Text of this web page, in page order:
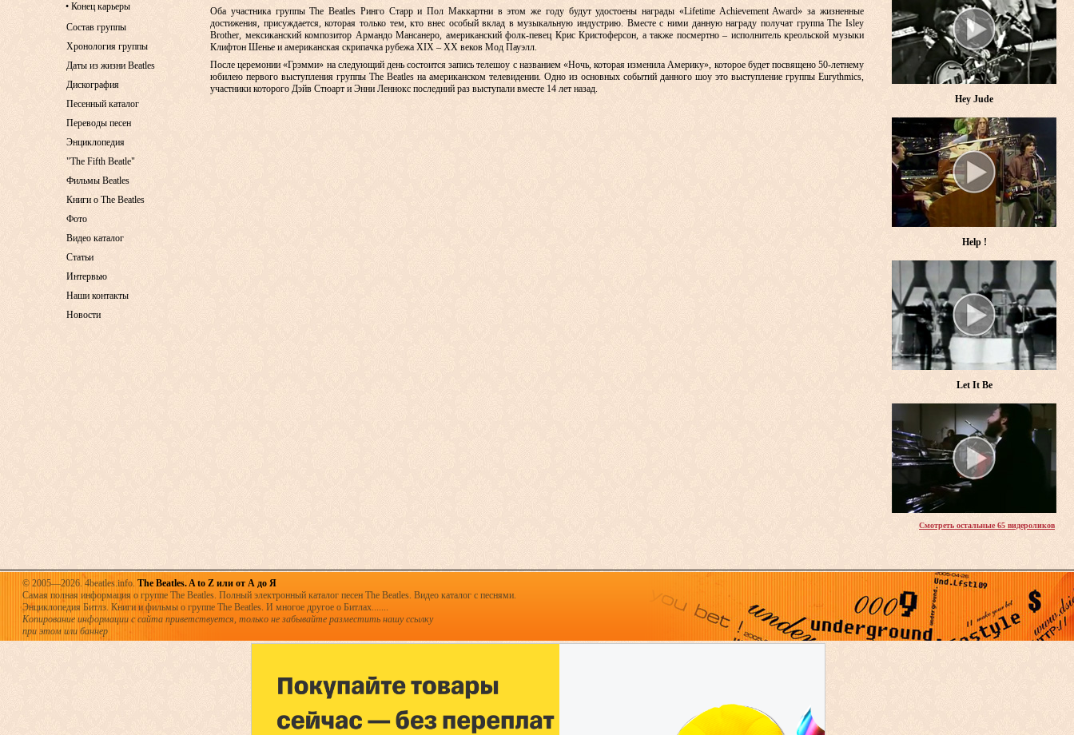
Оба участника группы The Beatles Ринго Старр и Пол Маккартни в этом же году будут удостоены награды «Lifetime Achievement Award» за жизненные
достижения, присуждается, которая только тем, кто внес особый вклад в музыкальную индустрию. Вместе с ними данную награду получат группа The Isley
Brother, мексиканский композитор Армандо Мансанеро, американский фолк-певец Крис Кристоферсон, а также посмертно – исполнитель креольской музыки
Клифтон Шенье и американская скрипачка рубежа XIX – XX веков Мод Пауэлл.
После церемонии «Грэмми» на следующий день состоится запись телешоу с названием «Ночь, которая изменила Америку», которое будет посвящено 50-летнему
юбилею первого выступления группы The Beatles на американском телевидении. Одно из основных событий данного шоу это выступление группы Eurythmics,
участники которого Дэйв Стюарт и Энни Леннокс последний раз выступали вместе 14 лет назад.
• Конец карьеры
Состав группы
Хронология группы
Даты из жизни Beatles
Дискография
Песенный каталог
Переводы песен
Энциклопедия
"The Fifth Beatle"
Фильмы Beatles
Книги о The Beatles
Фото
Видео каталог
Статьи
Интервью
Наши контакты
Новости
Hey Jude
Help !
Let It Be
Смотреть остальные 65 видероликов
© 2005—2026. 4beatles.info. The Beatles. A to Z или от А до Я
Самая полная информация о группе The Beatles. Полный электронный каталог песен The Beatles. Видео каталог с песнями.
Энциклопедия Битлз. Книги и фильмы о группе The Beatles. И многое другое о Битлах.......
Копирование информации с сайта приветствуется, только не забывайте разместить нашу ссылку
при этом или баннер